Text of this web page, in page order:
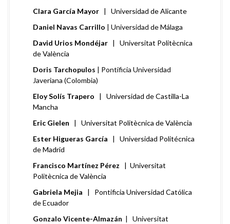
Clara García Mayor | Universidad de Alicante
Daniel Navas Carrillo | Universidad de Málaga
David Urios Mondéjar | Universitat Politècnica
de València
Doris Tarchopulos | Pontificia Universidad
Javeriana (Colombia)
Eloy Solís Trapero | Universidad de Castilla-La
Mancha
Eric Gielen | Universitat Politècnica de València
Ester Higueras García | Universidad Politécnica
de Madrid
Francisco Martínez Pérez | Universitat
Politècnica de València
Gabriela Mejia | Pontificia Universidad Católica
de Ecuador
Gonzalo Vicente-Almazán | Universitat